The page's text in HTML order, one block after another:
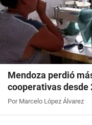
Mendoza perdió
cooperativas desde
Por Marcelo López Álvarez